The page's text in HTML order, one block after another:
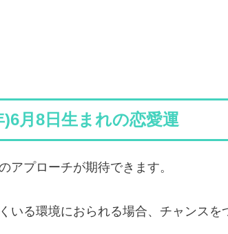
)6月8日生まれの恋愛運
アプローチが期待できます。
いる環境におられる場合、チャンス